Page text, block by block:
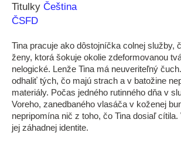
Titulky Čeština
ČSFD
Tina pracuje ako dôstojníčka colnej služby,
ženy, ktorá šokuje okolie zdeformovanou
nelogické. Lenže Tina má neuveriteľný
odhaliť tých, čo majú strach a v batožine
materiály. Počas jedného rutinného dňa v
Voreho, zanedbaného vlasáča v koženej
nepripomína nič z toho, čo Tina dosiaľ
jej záhadnej identite.